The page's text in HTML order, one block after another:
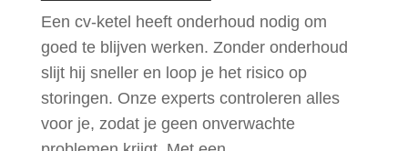
Een cv-ketel heeft onderhoud nodig om
goed te blijven werken. Zonder onderhoud
slijt hij sneller en loop je het risico op
storingen. Onze experts controleren alles
voor je, zodat je geen onverwachte